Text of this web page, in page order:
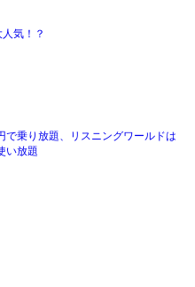
気！？
で乗り放題、リスニングワールドは
い放題